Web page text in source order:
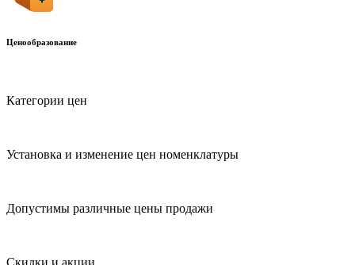
Ценообразование
Категории цен
Установка и изменение цен номенклатуры
Допустимы различные цены продажи